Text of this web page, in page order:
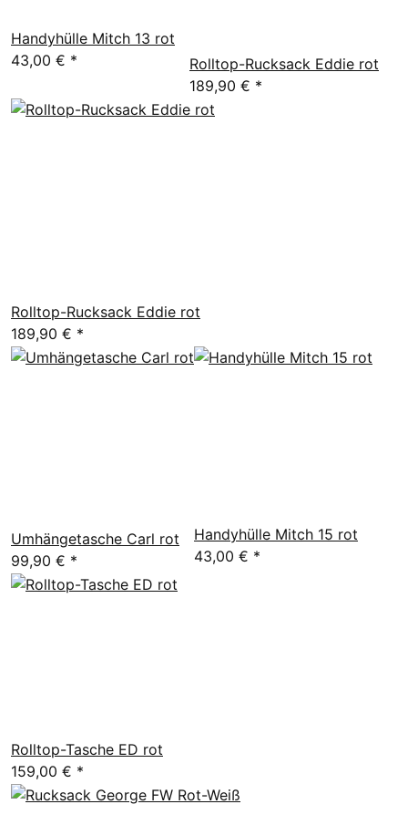
Handyhülle Mitch 13 rot
43,00 € *
Rolltop-Rucksack Eddie rot
189,90 € *
Rolltop-Rucksack Eddie rot
189,90 € *
Umhängetasche Carl rot
99,90 € *
Handyhülle Mitch 15 rot
43,00 € *
Rolltop-Tasche ED rot
159,00 € *